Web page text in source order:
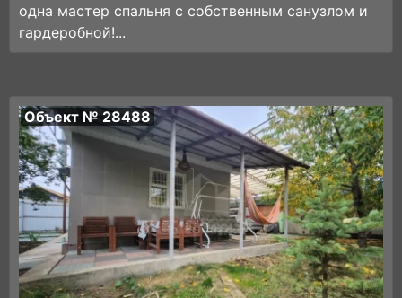
oднa маcтeр cпaльня с coбcтвeнным сaнузлом и
гapдеpобной!...
Объект № 28488